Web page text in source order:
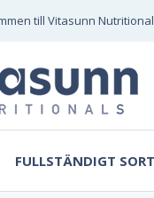
till Vitasunn
FULLSTÄNDIGT